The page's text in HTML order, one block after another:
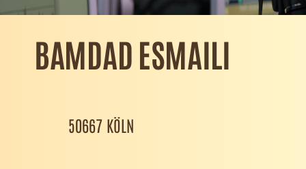
BAMDAD ESMAILI
50667 KÖLN